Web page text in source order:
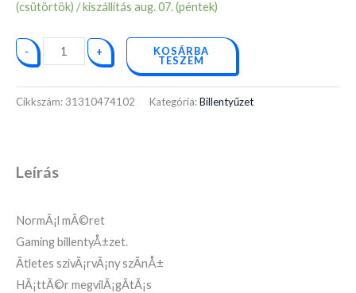
(csütörtök) / kiszállítás aug. 07. (péntek)
- + KOSÁRBA
TESZEM
Cikkszám: 31310474102 Kategória:Billentyűzet
Leírás
NormÃ¡l mÃ©ret
Gaming billentyÅ±zet.
Ãtletes szivÃ¡rvÃ¡ny szÃ­nÅ±
HÃ¡ttÃ©r megvilÃ¡gÃ­tÃ¡s